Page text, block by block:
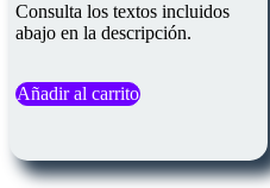
Consulta los textos incluidos
abajo en la descripción.
Añadir al carrito